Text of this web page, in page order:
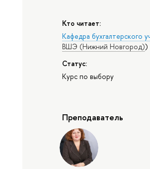
Кто читает:
Кафедра бухгалтерского
ВШЭ (Нижний Новгород))
Статус:
Курс по выбору
Преподаватель